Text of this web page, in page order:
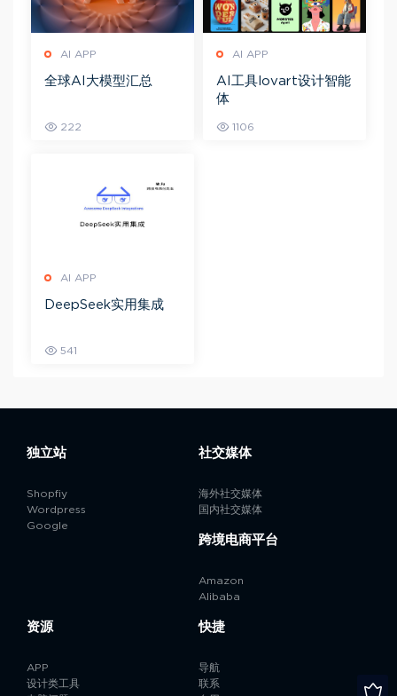
AI APP
全球AI大模型汇总
222
AI APP
AI工具lovart设计智能
体
1106
AI APP
DeepSeek实用集成
541
独立站
Shopfiy
Wordpress
Google
社交媒体
海外社交媒体
国内社交媒体
跨境电商平台
Amazon
Alibaba
资源
APP
设计类工具
快捷
导航
联系